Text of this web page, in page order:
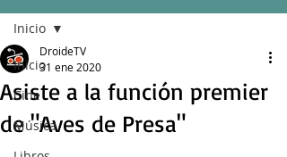
Inicio
Cine
Música
Inicio
Asiste a la función premier
de "Aves de Presa"
DroideTV
31 ene 2020